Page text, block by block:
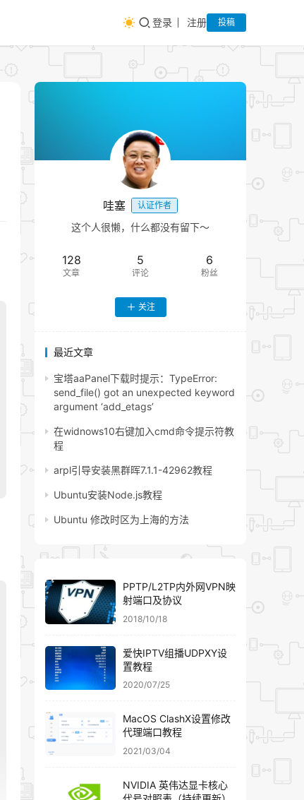
登录 注册 投稿
哇塞 认证作者
这个人很懒，什么都没有留下～
128
文章
5
评论
6
粉丝
关注
最近文章
宝塔aaPanel下载时提示：TypeError:
send_file() got an unexpected keyword
argument ‘add_etags’
在widnows10右键加入cmd命令提示符教
程
arpl引导安装黑群晖7.1.1-42962教程
Ubuntu安装Node.js教程
Ubuntu 修改时区为上海的方法
PPTP/L2TP内外网VPN映
射端口及协议
2018/10/18
爱快IPTV组播UDPXY设
置教程
2020/07/25
MacOS ClashX设置修改
代理端口教程
2021/03/04
NVIDIA 英伟达显卡核心